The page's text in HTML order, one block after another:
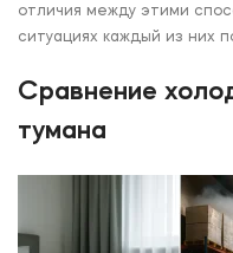
отличия между этими
ситуациях каждый из них
Сравнение
тумана